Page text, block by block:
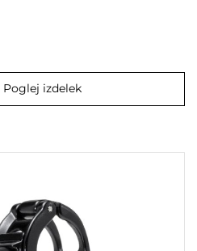
Poglej izdelek